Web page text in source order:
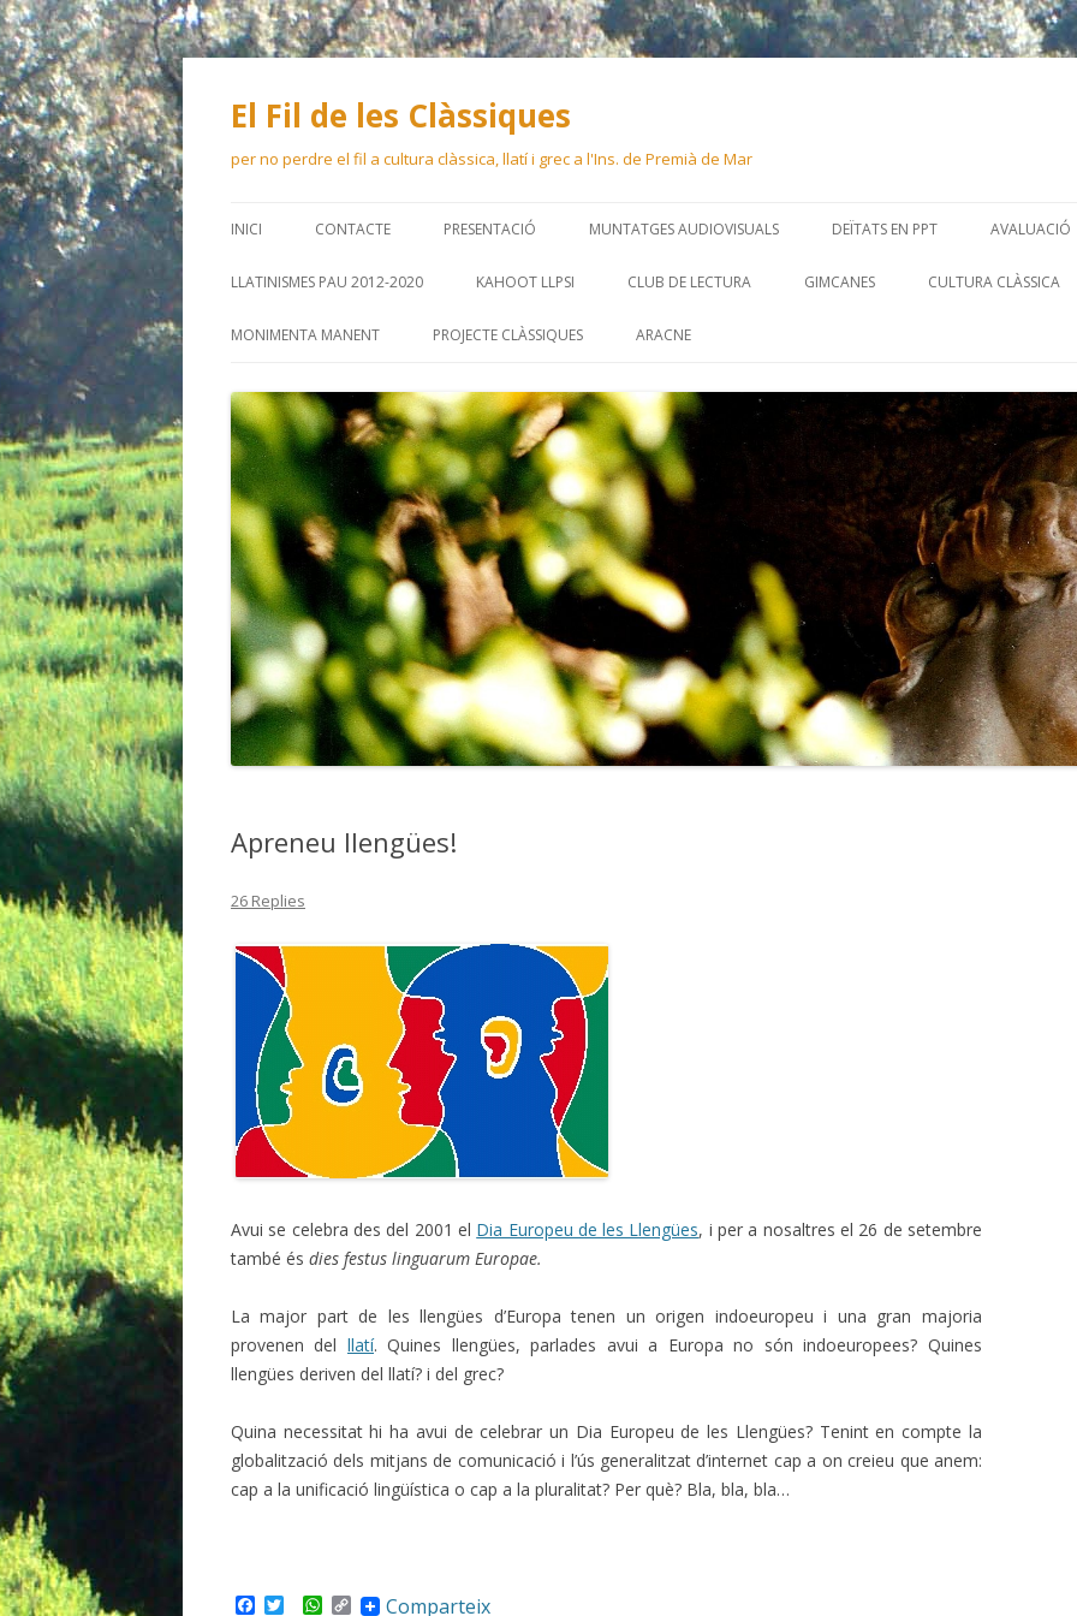
El Fil de les Clàssiques
per no perdre el fil a cultura clàssica, llatí i grec a l'Ins. de Premià de Mar
INICI CONTACTE PRESENTACIÓ MUNTATGES AUDIOVISUALS DEÏTATS EN PPT AVALUACIÓ
LLATINISMES PAU 2012-2020 KAHOOT LLPSI CLUB DE LECTURA GIMCANES CULTURA CLÀSSICA
MONIMENTA MANENT PROJECTE CLÀSSIQUES ARACNE
Apreneu llengües!
26 Replies
Avui se celebra des del 2001 el Dia Europeu de les Llengües, i per a nosaltres el 26 de setembre
també és dies festus linguarum Europae.
La major part de les llengües d’Europa tenen un origen indoeuropeu i una gran majoria
provenen del llatí. Quines llengües, parlades avui a Europa no són indoeuropees? Quines
llengües deriven del llatí? i del grec?
Quina necessitat hi ha avui de celebrar un Dia Europeu de les Llengües? Tenint en compte la
globalització dels mitjans de comunicació i l’ús generalitzat d’internet cap a on creieu que anem:
cap a la unificació lingüística o cap a la pluralitat? Per què? Bla, bla, bla…
W C Comparteix